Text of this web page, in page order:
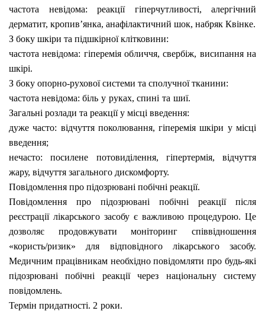
частота невідома: реакції гіперчутливості, алергічний
дерматит, кропив’янка, анафілактичний шок, набряк Квінке.
З боку шкіри та підшкірної клітковини:
частота невідома: гіперемія обличчя, свербіж, висипання на
шкірі.
З боку опорно-рухової системи та сполучної тканини:
частота невідома: біль у руках, спині та шиї.
Загальні розлади та реакції у місці введення:
дуже часто: відчуття поколювання, гіперемія шкіри у місці
введення;
нечасто: посилене потовиділення, гіпертермія, відчуття
жару, відчуття загального дискомфорту.
Повідомлення про підозрювані побічні реакції.
Повідомлення про підозрювані побічні реакції після
реєстрації лікарського засобу є важливою процедурою. Це
дозволяє продовжувати моніторинг співвідношення
«користь/ризик» для відповідного лікарського засобу.
Медичним працівникам необхідно повідомляти про будь-які
підозрювані побічні реакції через національну систему
повідомлень.
Термін придатності. 2 роки.